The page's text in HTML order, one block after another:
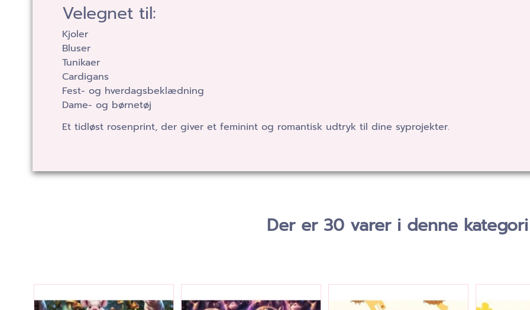
Velegnet til:
Kjoler
Bluser
Tunikaer
Cardigans
Fest- og hverdagsbeklædning
Dame- og børnetøj
Et tidløst rosenprint, der giver et feminint og romantisk udtryk til dine syprojekter.
Der er 30 varer i denne kategori